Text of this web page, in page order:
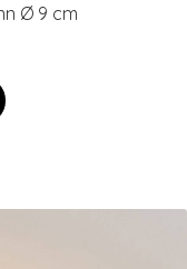
Ø 9 cm